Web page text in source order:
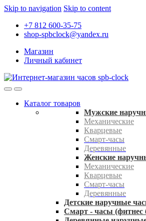
Skip to navigation Skip to content
+7 812 600-35-75
shop-spbclock@yandex.ru
Магазин
Личный кабинет
Каталог товаров
Мужские
Механические
Кварцевые
Смарт-часы
Деревянные
Женские
Механические
Кварцевые
Смарт-часы
Деревянные
Детские наручные
Смарт - часы (фитнес